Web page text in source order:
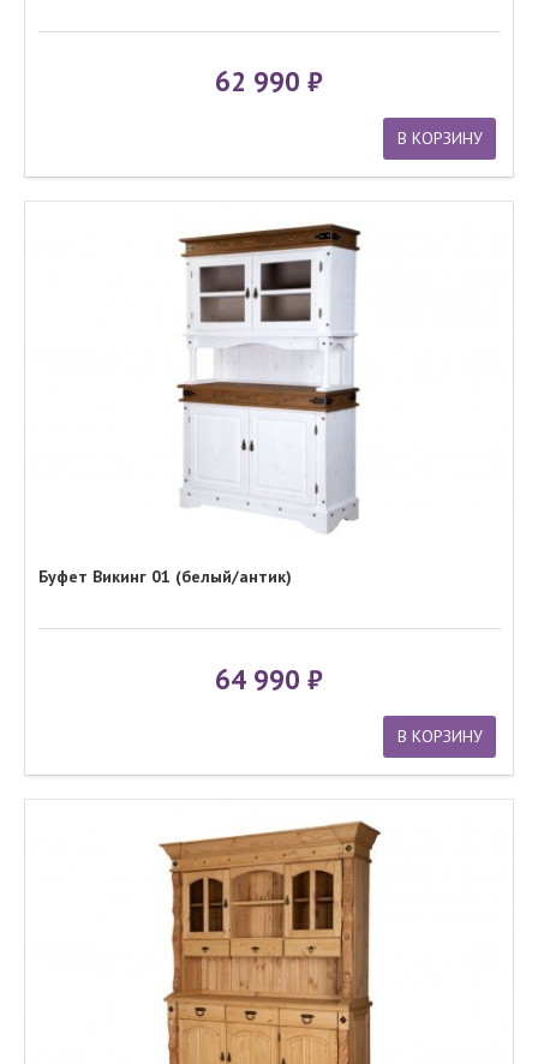
62 990
В КОРЗИНУ
Буфет Викинг 01 (белый/антик)
64 990
В КОРЗИНУ